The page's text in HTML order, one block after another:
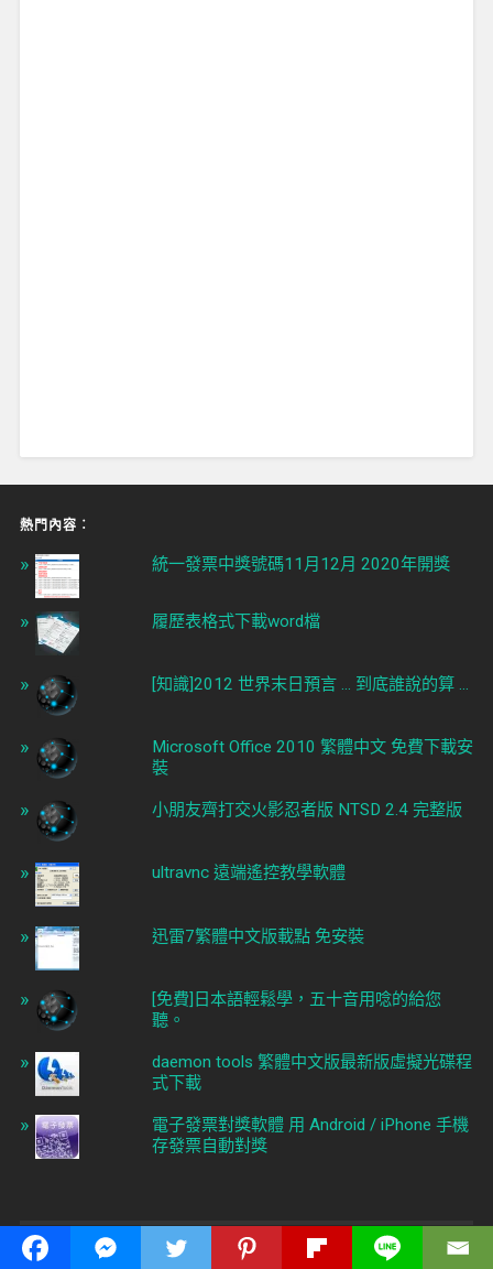
熱門內容︰
統一發票中獎號碼11月12月 2020年開獎
履歷表格式下載word檔
[知識]2012 世界末日預言 ... 到底誰說的算 ...
Microsoft Office 2010 繁體中文 免費下載安
裝
小朋友齊打交火影忍者版 NTSD 2.4 完整版
ultravnc 遠端遙控教學軟體
迅雷7繁體中文版載點 免安裝
[免費]日本語輕鬆學，五十音用唸的給您
聽。
daemon tools 繁體中文版最新版虛擬光碟程
式下載
電子發票對獎軟體 用 Android / iPhone 手機
存發票自動對獎